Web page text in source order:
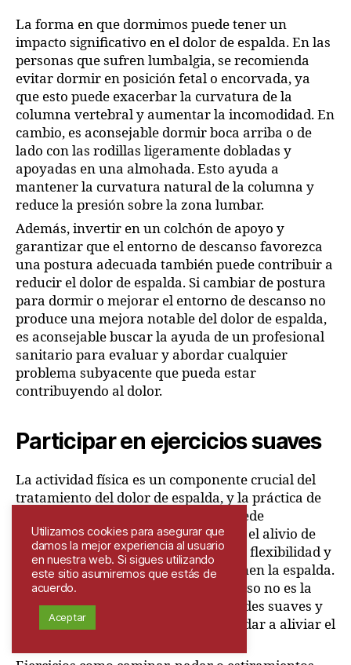
La forma en que dormimos puede tener un
impacto significativo en el dolor de espalda. En las
personas que sufren lumbalgia, se recomienda
evitar dormir en posición fetal o encorvada, ya
que esto puede exacerbar la curvatura de la
columna vertebral y aumentar la incomodidad. En
cambio, es aconsejable dormir boca arriba o de
lado con las rodillas ligeramente dobladas y
apoyadas en una almohada. Esto ayuda a
mantener la curvatura natural de la columna y
reduce la presión sobre la zona lumbar.
Además, invertir en un colchón de apoyo y
garantizar que el entorno de descanso favorezca
una postura adecuada también puede contribuir a
reducir el dolor de espalda. Si cambiar de postura
para dormir o mejorar el entorno de descanso no
produce una mejora notable del dolor de espalda,
es aconsejable buscar la ayuda de un profesional
sanitario para evaluar y abordar cualquier
problema subyacente que pueda estar
contribuyendo al dolor.
Participar en ejercicios suaves
La actividad física es un componente crucial del
tratamiento del dolor de espalda, y la práctica de
ejercicios y estiramientos suaves puede
desempeñar un papel importante en el alivio de
las molestias y en la promoción de la flexibilidad y
la fuerza de los músculos que sostienen la espalda.
A diferencia de lo que se cree, el reposo no es la
mejor solución, sino que las actividades suaves y
los ejercicios específicos pueden ayudar a aliviar el
Utilizamos cookies para asegurar que
damos la mejor experiencia al usuario
en nuestra web. Si sigues utilizando
este sitio asumiremos que estás de
acuerdo.
Aceptar